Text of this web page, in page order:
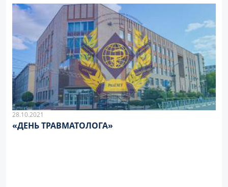
28.10.2021
«ДЕНЬ ТРАВМАТОЛОГА»